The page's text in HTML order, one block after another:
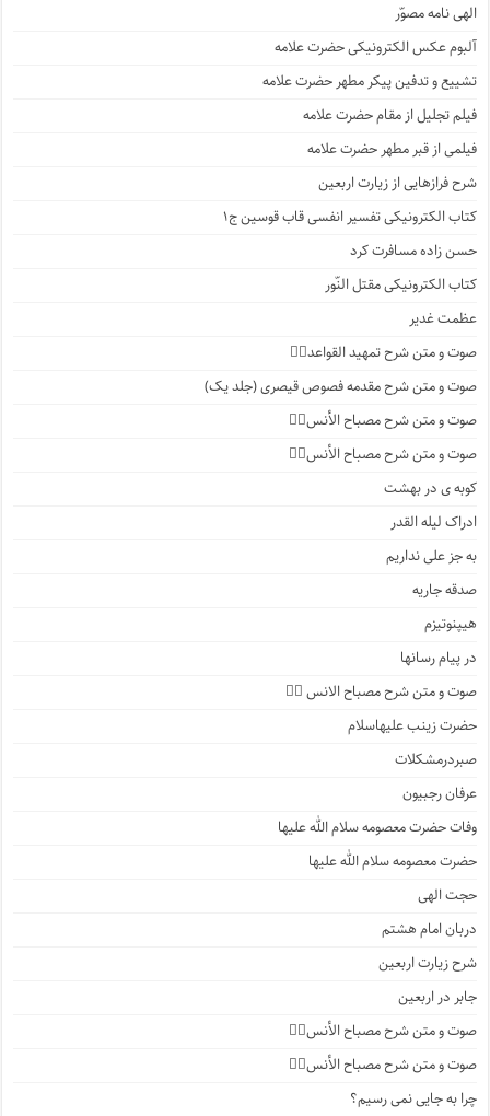
الهی نامه مصوّر
آلبوم عکس الکترونیکی حضرت علامه
تشییع و تدفین پیکر مطهر حضرت علامه
فیلم تجلیل از مقام حضرت علامه
فیلمی از قبر مطهر حضرت علامه
شرح فرازهایی از زیارت اربعین
کتاب الکترونیکی تفسیر انفسی قاب قوسین ج۱
حسن زاده مسافرت کرد
کتاب الکترونیکی مقتل النّور
عظمت غدیر
صوت و متن شرح تمهید القواعد۱️⃣
صوت و متن شرح مقدمه فصوص قیصری (جلد یک)
صوت و متن شرح مصباح الأنس۷️⃣
صوت و متن شرح مصباح الأنس۶️⃣
کوبه ی در بهشت
ادراک لیله القدر
به جز علی نداریم
صدقه جاریه
هیپنوتیزم
در پیام رسانها
صوت و متن شرح مصباح الانس ۵️⃣
حضرت زینب علیهاسلام
صبردرمشکلات
عرفان رجبیون
وفات حضرت معصومه سلام الله علیها
حضرت معصومه سلام الله علیها
حجت الهی
دربان امام هشتم
شرح زیارت اربعین
جابر در اربعین
صوت و متن شرح مصباح الأنس۴️⃣
صوت و متن شرح مصباح الأنس۳️⃣
چرا به جایی نمی رسیم؟